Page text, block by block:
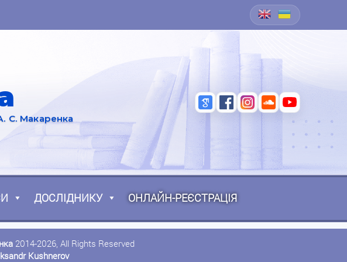
С. Макаренка
ДОСЛІДНИКУ ОНЛАЙН-РЕЄСТРАЦІЯ
2014-2026, All Rights Reserved
Kushnerov